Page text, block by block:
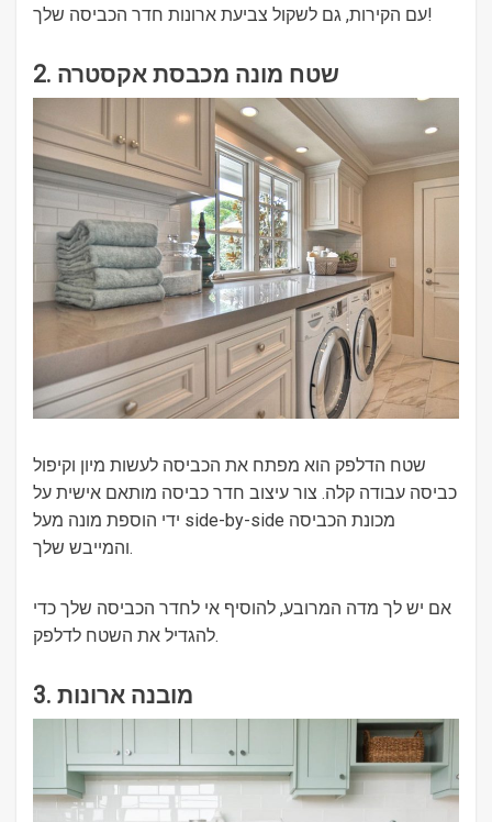
עם הקירות, גם לשקול צביעת ארונות חדר הכביסה שלך!
2. שטח מונה מכבסת אקסטרה
שטח הדלפק הוא מפתח את הכביסה לעשות מיון וקיפול
כביסה עבודה קלה. צור עיצוב חדר כביסה מותאם אישית על
ידי הוספת מונה מעל side-by-side מכונת הכביסה
והמייבש שלך.
אם יש לך מדה המרובע, להוסיף אי לחדר הכביסה שלך כדי
להגדיל את השטח לדלפק.
3. מובנה ארונות